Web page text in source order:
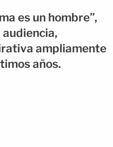
es un hombre”,
ampliamente
años.